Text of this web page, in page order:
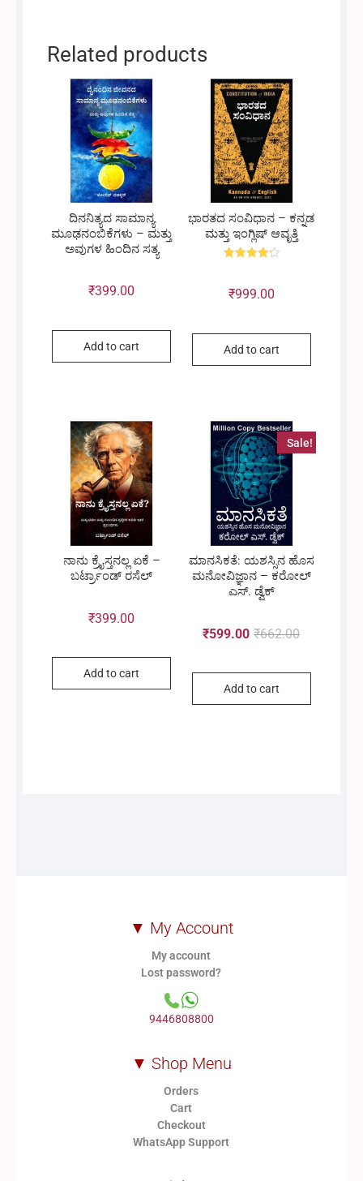
₹2,568.00.
₹2,500.00.
Related products
ದಿನನಿತ್ಯದ ಸಾಮಾನ್ಯ
ಮೂಢನಂಬಿಕೆಗಳು – ಮತ್ತು
ಅವುಗಳ ಹಿಂದಿನ ಸತ್ಯ
₹399.00
Add to cart
ಭಾರತದ ಸಂವಿಧಾನ – ಕನ್ನಡ
ಮತ್ತು ಇಂಗ್ಲಿಷ್ ಆವೃತ್ತಿ
out of 5
₹999.00
Add to cart
ನಾನು ಕ್ರೈಸ್ತನಲ್ಲ ಏಕೆ –
ಬರ್ಟ್ರಾಂಡ್ ರಸೆಲ್
₹399.00
Add to cart
Sale!
ಮಾನಸಿಕತೆ: ಯಶಸ್ಸಿನ ಹೊಸ
ಮನೋವಿಜ್ಞಾನ – ಕರೋಲ್
ಎಸ್. ಡ್ವೆಕ್
₹662.00Original
₹599.00 Current
Add to cart
▼ My Account
My account
Lost password?
9446808800
▼ Shop Menu
Orders
Cart
Checkout
WhatsApp Support